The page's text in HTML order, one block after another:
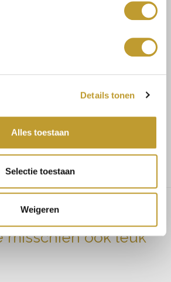
Details tonen
Alles toestaan
Selectie toestaan
Weigeren
pantalon navy
Maat 36/38 bestel M
Maat 38/40 bestel L
misschien ook leuk